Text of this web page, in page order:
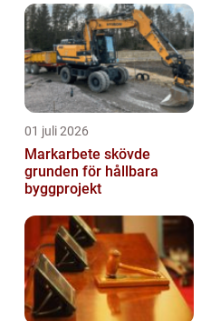
01 juli 2026
Markarbete skövde
grunden för hållbara
byggprojekt